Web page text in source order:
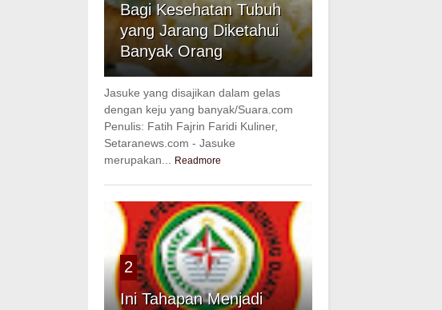
Bagi Kesehatan Tubuh
yang Jarang Diketahui
Banyak Orang
Jasuke yang disajikan dalam gelas
dengan keju yang banyak/Suara.com
Penulis: Fatih Fajrin Faridi Kuliner,
Setaranews.com - Jasuke
merupakan...
Readmore
2
Ini Tahapan Menjadi